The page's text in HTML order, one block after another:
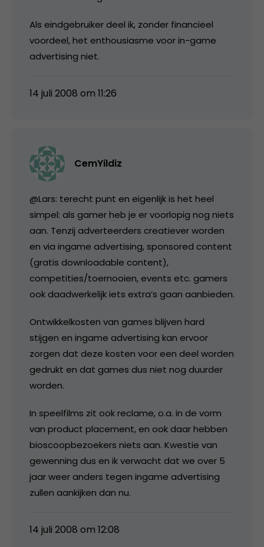
Als eindgebruiker deel ik, zonder financieel
voordeel, het enthousiasme voor in-game
advertising niet.
14 juli 2008 om 11:26
CemYildiz
@Lars: terecht punt en eigenlijk is het heel
simpel: als gamer heb je er voorlopig nog niets
aan. Tenzij adverteerders creatiever worden
en via ingame advertising, sponsored content
(gratis downloadable content),
competities/toernooien, events etc. gamers
ook daadwerkelijk iets extra’s gaan aanbieden.
Ontwikkelkosten van games blijven hard
stijgen en ingame advertising kan ervoor
zorgen dat deze kosten voor een deel worden
gedrukt en dat games dus niet nog duurder
worden.
In speelfilms zit ook reclame, o.a. in de vorm
van product placement, en ook daar hebben
bioscoopbezoekers niets aan. Kwestie van
gewenning dus en ik verwacht dat we over 5
jaar weer anders tegen ingame advertising
zullen aankijken dan nu.
14 juli 2008 om 12:08